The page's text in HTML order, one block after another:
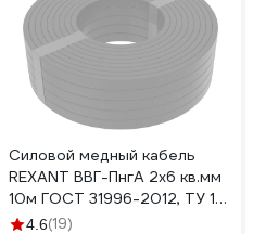
Силовой медный кабель
REXANT ВВГ-ПнгА 2x6 кв.мм
10м ГОСТ 31996-2012, ТУ 16-
705.499-2010 01-8204-10
4.6(19)